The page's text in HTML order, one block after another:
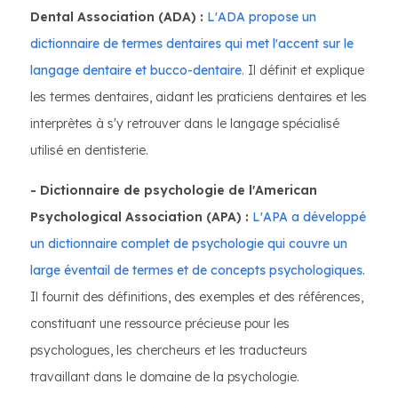
Dental Association (ADA) : L'ADA propose un
dictionnaire de termes dentaires qui met l'accent sur le
langage dentaire et bucco-dentaire. Il définit et explique
les termes dentaires, aidant les praticiens dentaires et les
interprètes à s'y retrouver dans le langage spécialisé
utilisé en dentisterie.
- Dictionnaire de psychologie de l'American
Psychological Association (APA) : L'APA a développé
un dictionnaire complet de psychologie qui couvre un
large éventail de termes et de concepts psychologiques.
Il fournit des définitions, des exemples et des références,
constituant une ressource précieuse pour les
psychologues, les chercheurs et les traducteurs
travaillant dans le domaine de la psychologie.